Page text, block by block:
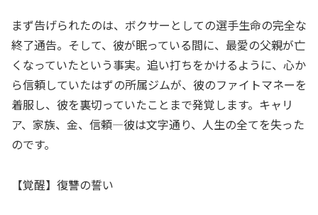
まず告げられたのは、ボクサーとしての選手生命の完全な
終了通告。そして、彼が眠っている間に、最愛の父親が亡
くなっていたという事実。追い打ちをかけるように、心か
ら信頼していたはずの所属ジムが、彼のファイトマネーを
着服し、彼を裏切っていたことまで発覚します。キャリ
ア、家族、金、信頼—彼は文字通り、人生の全てを失った
のです。
【覚醒】復讐の誓い